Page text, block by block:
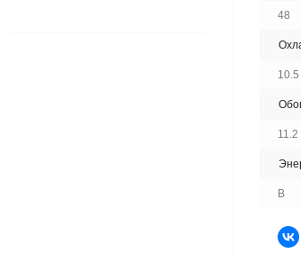
48
10.5
11.2
B